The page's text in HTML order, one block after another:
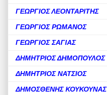
ΓΕΩΡΓΙΟΣ ΛΕΟΝΤΑΡΙΤΗΣ
ΓΕΩΡΓΙΟΣ ΡΩΜΑΝΟΣ
ΓΕΩΡΓΙΟΣ ΣΑΓΙΑΣ
ΔΗΜΗΤΡΙΟΣ ΔΗΜΟΠΟΥΛΟΣ
ΔΗΜΗΤΡΙΟΣ ΝΑΤΣΙΟΣ
ΔΗΜΟΣΘΕΝΗΣ ΚΟΥΚΟΥΝΑΣ